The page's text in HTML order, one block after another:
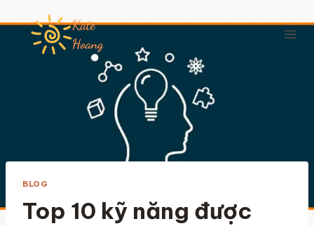
to
content
BLOG
Top 10 kỹ năng được